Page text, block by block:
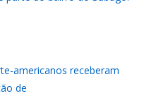
americanos receberam
de